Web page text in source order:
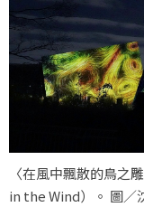
〈在風中飄散的鳥
in the Wind）。 圖／